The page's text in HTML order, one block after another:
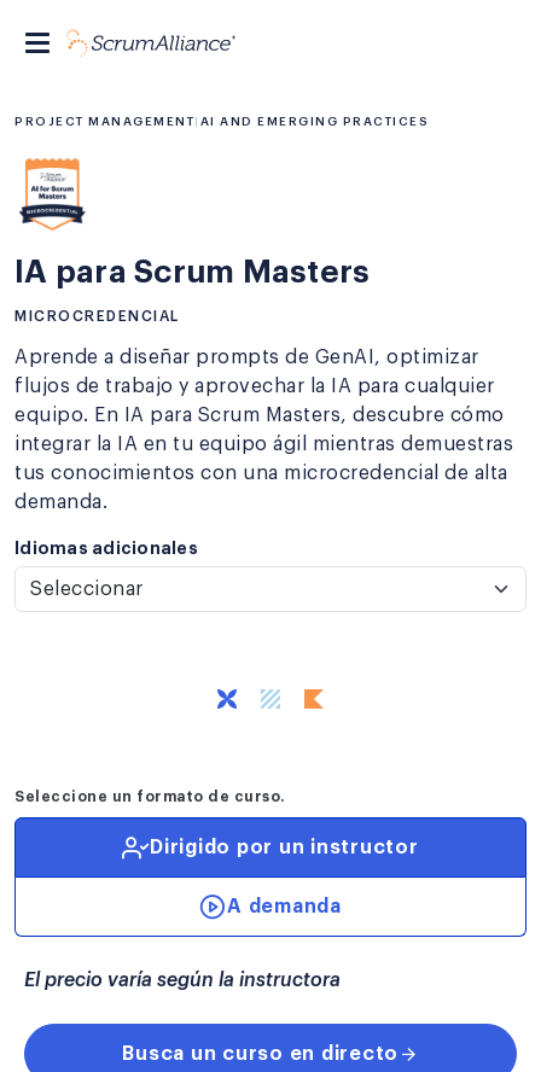
PROJECT MANAGEMENT AI AND EMERGING PRACTICES
IA para Scrum Masters
MICROCREDENCIAL
Aprende a diseñar prompts de GenAI, optimizar
flujos de trabajo y aprovechar la IA para cualquier
equipo. En IA para Scrum Masters, descubre cómo
integrar la IA en tu equipo ágil mientras demuestras
tus conocimientos con una microcredencial de alta
demanda.
Idiomas adicionales disponibles para cursos a demanda:
Idiomas adicionales
Seleccione un formato de curso.
Dirigido por un instructor
A demanda
El precio varía según la instructora
Busca un curso en directo